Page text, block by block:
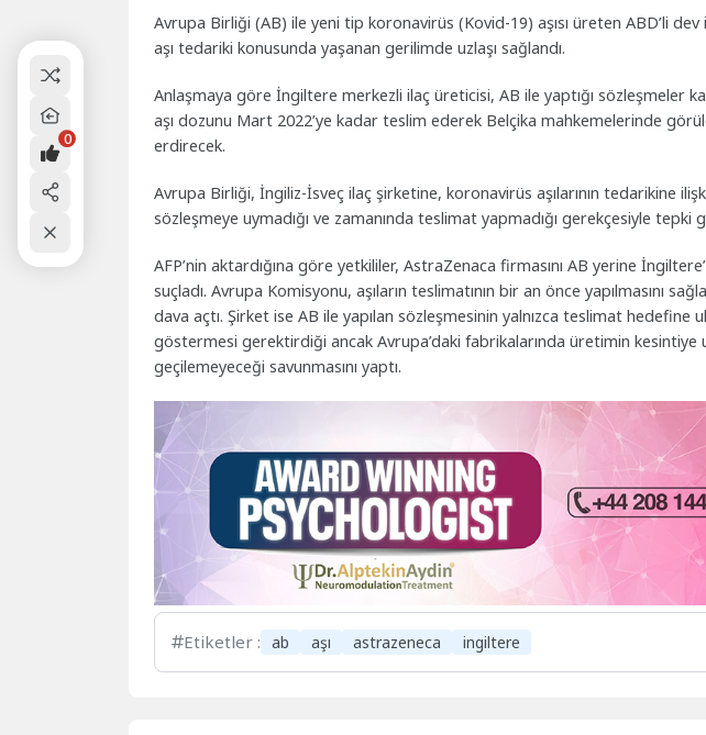
Avrupa Birliği (AB) ile yeni tip koronavirüs (Kovid-19) aşısı üreten ABD’li
aşı tedariki konusunda yaşanan gerilimde uzlaşı sağlandı.
Anlaşmaya göre İngiltere merkezli ilaç üreticisi, AB ile yaptığı sözleşmeler
aşı dozunu Mart 2022’ye kadar teslim ederek Belçika mahkemelerinde
erdirecek.
Avrupa Birliği, İngiliz-İsveç ilaç şirketine, koronavirüs aşılarının tedarikine
sözleşmeye uymadığı ve zamanında teslimat yapmadığı gerekçesiyle tepki
AFP’nin aktardığına göre yetkililer, AstraZenaca firmasını AB yerine
suçladı. Avrupa Komisyonu, aşıların teslimatının bir an önce yapılmasını
dava açtı. Şirket ise AB ile yapılan sözleşmesinin yalnızca teslimat hedefine
göstermesi gerektirdiği ancak Avrupa’daki fabrikalarında üretimin kesintiye
geçilemeyeceği savunmasını yaptı.
Etiketler : ab aşı astrazeneca ingiltere
0